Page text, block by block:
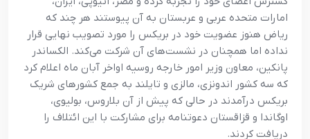
امارات متحده عربی و عربستان به آن پیوستند هر چند که
ریاض هنوز عضویت خود در بریکس را مورد تصویب نهایی قرار
نداده اما همچنان در نشست‌های آن شرکت می‌کند. الکساندر
پانکین، معاون وزیر امور خارجه روسیه اواخر آبان ماه اعلام کرد
که سه کشور اندونزی، مالزی و تایلند به‌ جمع کشورهای شریک
بریکس درآمدند در حالی که پیش از آن بلاروس، بولیوی،
اوگاندا و قزاقستان دعوتنامه برای مشارکت با این ائتلاف را
دریافت کردند.